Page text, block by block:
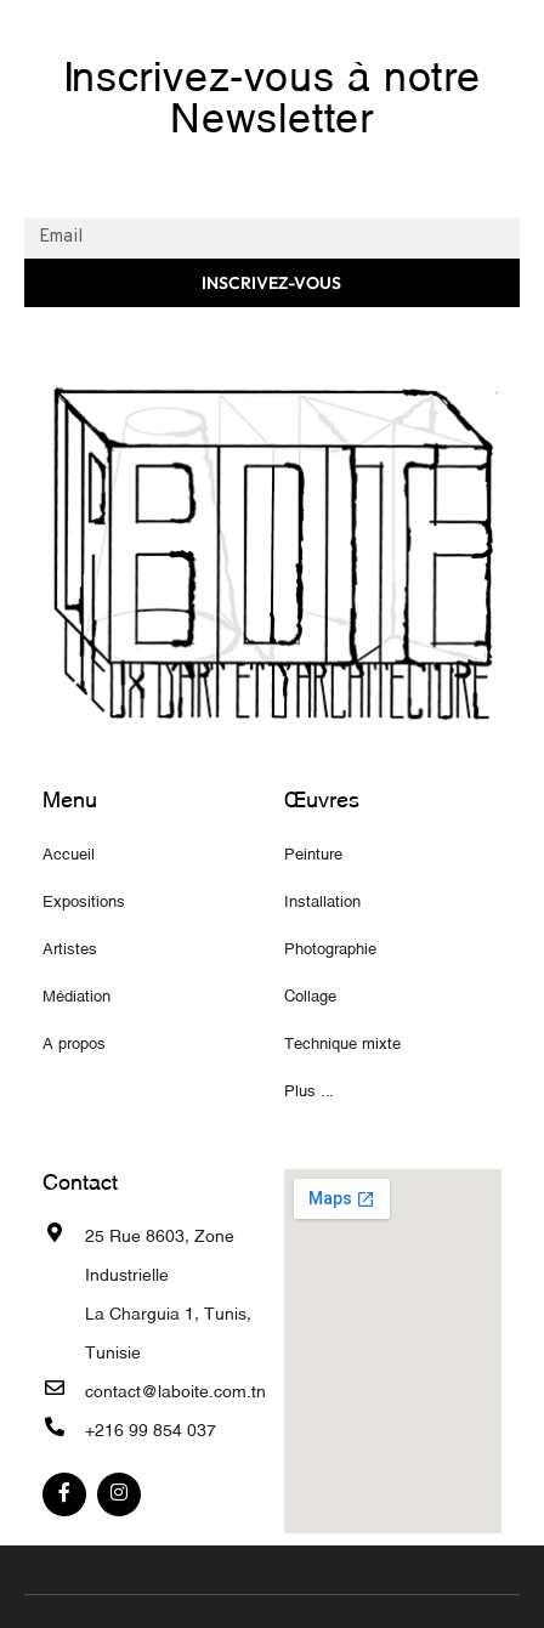
Inscrivez-vous à notre
Newsletter
INSCRIVEZ-VOUS
Menu
Accueil
Expositions
Artistes
Médiation
A propos
Œuvres
Peinture
Installation
Photographie
Collage
Technique mixte
Plus ...
Contact
25 Rue 8603, Zone
Industrielle
La Charguia 1, Tunis,
Tunisie
contact@laboite.com.tn
+216 99 854 037